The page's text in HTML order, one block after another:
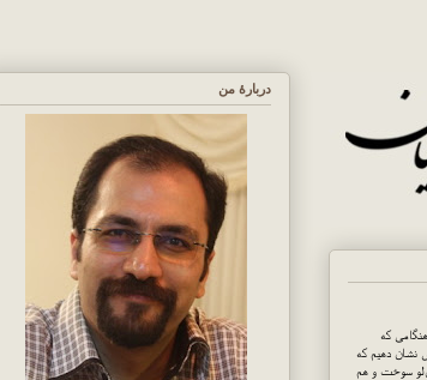
که
نشان دهیم که
سوخت و هم
دربارهٔ من